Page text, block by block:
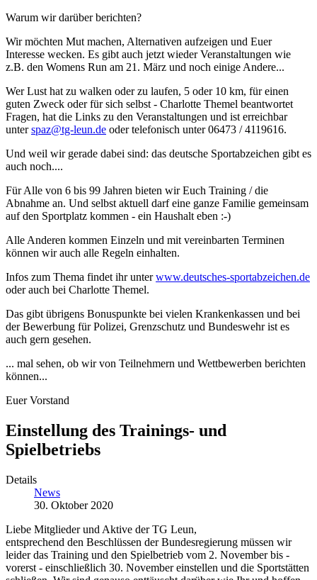
Warum wir darüber berichten?
Wir möchten Mut machen, Alternativen aufzeigen und Euer
Interesse wecken. Es gibt auch jetzt wieder Veranstaltungen wie
z.B. den Womens Run am 21. März und noch einige Andere...
Wer Lust hat zu walken oder zu laufen, 5 oder 10 km, für einen
guten Zweck oder für sich selbst - Charlotte Themel beantwortet
Fragen, hat die Links zu den Veranstaltungen und ist erreichbar
unterspaz@tg-leun.de oder telefonisch unter 06473 / 4119616.
Und weil wir gerade dabei sind: das deutsche Sportabzeichen gibt es
auch noch....
Für Alle von 6 bis 99 Jahren bieten wir Euch Training / die
Abnahme an. Und selbst aktuell darf eine ganze Familie gemeinsam
auf den Sportplatz kommen - ein Haushalt eben :-)
Alle Anderen kommen Einzeln und mit vereinbarten Terminen
können wir auch alle Regeln einhalten.
Infos zum Thema findet ihr unterwww.deutsches-sportabzeichen.de
oder auch bei Charlotte Themel.
Das gibt übrigens Bonuspunkte bei vielen Krankenkassen und bei
der Bewerbung für Polizei, Grenzschutz und Bundeswehr ist es
auch gern gesehen.
... mal sehen, ob wir von Teilnehmern und Wettbewerben berichten
können...
Euer Vorstand
Einstellung des Trainings- und
Spielbetriebs
Details
News
30. Oktober 2020
Liebe Mitglieder und Aktive der TG Leun,
entsprechend den Beschlüssen der Bundesregierung müssen wir
leider das Training und den Spielbetrieb vom 2. November bis -
vorerst - einschließlich 30. November einstellen und die Sportstätten